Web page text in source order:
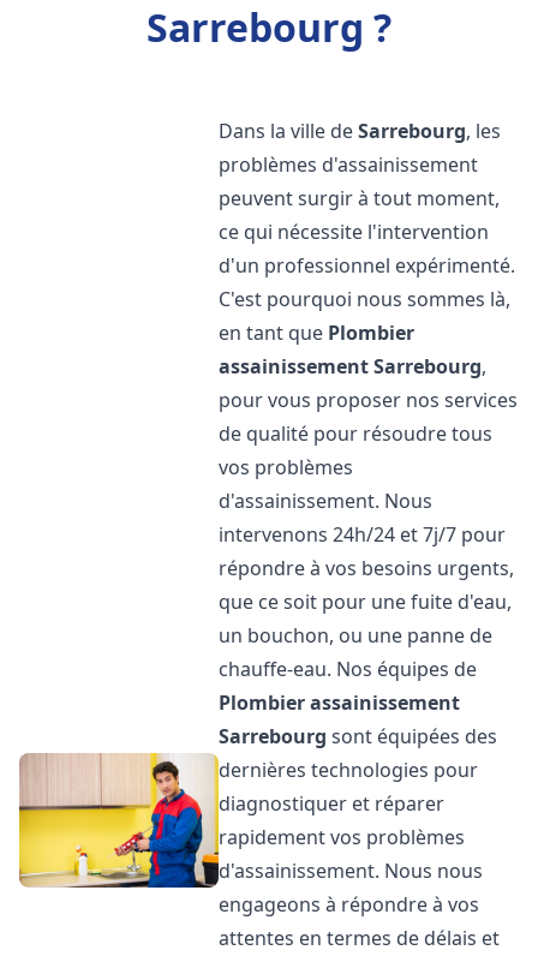
Sarrebourg ?
Dans la ville deSarrebourg, les
problèmes d'assainissement
peuvent surgir à tout moment,
ce qui nécessite l'intervention
d'un professionnel expérimenté.
C'est pourquoi nous sommes là,
en tant que Plombier
assainissementSarrebourg,
pour vous proposer nos services
de qualité pour résoudre tous
vos problèmes
d'assainissement. Nous
intervenons 24h/24 et 7j/7 pour
répondre à vos besoins urgents,
que ce soit pour une fuite d'eau,
un bouchon, ou une panne de
chauffe-eau. Nos équipes de
Plombier assainissement
Sarrebourg sont équipées des
dernières technologies pour
diagnostiquer et réparer
rapidement vos problèmes
d'assainissement. Nous nous
engageons à répondre à vos
attentes en termes de délais et